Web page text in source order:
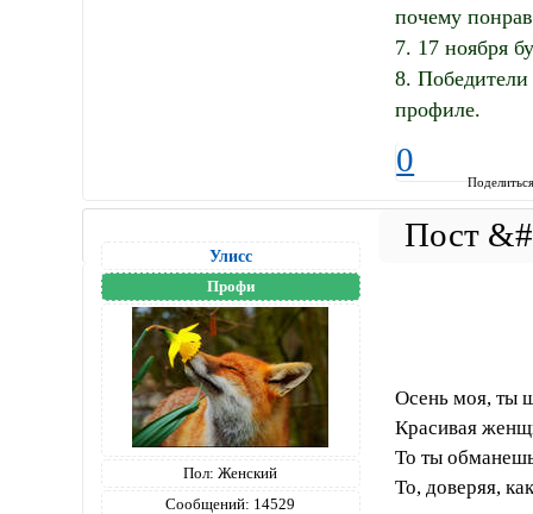
почему
7. 17 ноября
8.
профиле.
0
Улисс
Профи
Пол: Женский
Сообщений: 14529
Осень моя, ты
Красивая
То ты
То, доверяя,